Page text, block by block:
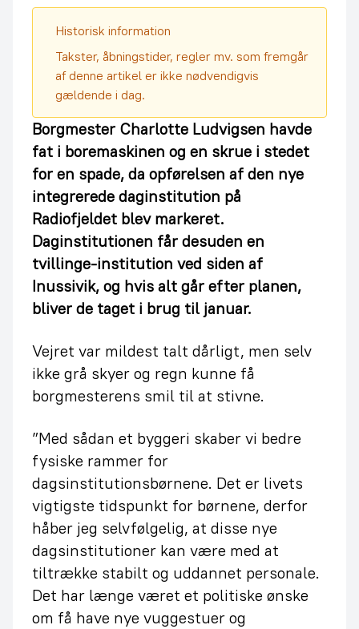
Historisk information
Takster, åbningstider, regler mv. som fremgår
af denne artikel er ikke nødvendigvis
gældende i dag.
Borgmester Charlotte Ludvigsen havde
fat i boremaskinen og en skrue i stedet
for en spade, da opførelsen af den nye
integrerede daginstitution på
Radiofjeldet blev markeret.
Daginstitutionen får desuden en
tvillinge-institution ved siden af
Inussivik, og hvis alt går efter planen,
bliver de taget i brug til januar.
Vejret var mildest talt dårligt, men selv
ikke grå skyer og regn kunne få
borgmesterens smil til at stivne.
”Med sådan et byggeri skaber vi bedre
fysiske rammer for
dagsinstitutionsbørnene. Det er livets
vigtigste tidspunkt for børnene, derfor
håber jeg selvfølgelig, at disse nye
dagsinstitutioner kan være med at
tiltrække stabilt og uddannet personale.
Det har længe været et politiske ønske
om få have nye vuggestuer og